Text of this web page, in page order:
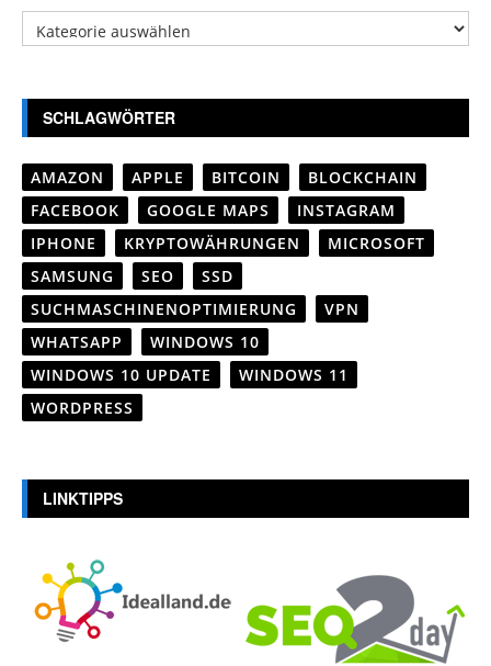
Kategorien
SCHLAGWÖRTER
AMAZON APPLE BITCOIN
BLOCKCHAIN
FACEBOOK
GOOGLE MAPS
INSTAGRAM
IPHONE
KRYPTOWÄHRUNGEN
MICROSOFT
SAMSUNG
SEO
SSD
SUCHMASCHINENOPTIMIERUNG
VPN
WHATSAPP
WINDOWS 10
WINDOWS 10 UPDATE
WINDOWS 11
WORDPRESS
LINKTIPPS